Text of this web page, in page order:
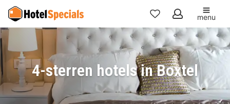
Mijn
favorieten
menu
4-sterren hotels in Boxtel